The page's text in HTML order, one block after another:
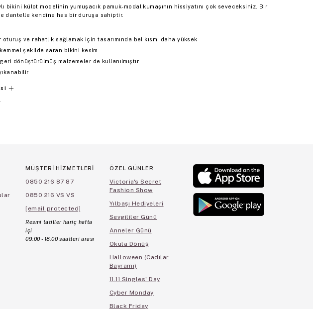
bikini külot modelinin yumuşacık pamuk-modal kumaşının hissiyatını çok seveceksiniz. Bir
ve dantelle kendine has bir duruşa sahiptir.
oturuş ve rahatlık sağlamak için tasarımında bel kısmı daha yüksek
şekilde saran bikini kesim
geri dönüştürülmüş malzemeler de kullanılmıştır
MÜŞTERİ HİZMETLERİ
0850 216 87 87
0850 216 VS VS
[email protected]
Resmi tatiller hariç hafta
içi
09:00 - 18:00 saatleri arası
ÖZEL GÜNLER
Victoria's Secret
Fashion Show
Yılbaşı Hediyeleri
Sevgililer Günü
Anneler Günü
Okula Dönüş
Halloween (Cadılar
Bayramı)
11.11 Singles' Day
Cyber Monday
Black Friday